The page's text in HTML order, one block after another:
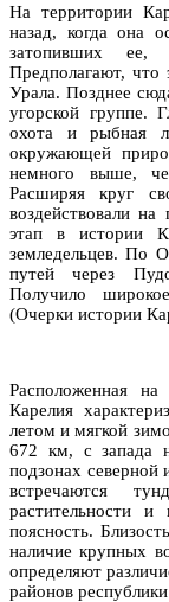
На территории
назад, когда она
затопивших ее,
Предполагают,
Урала. Позднее
угорской группе.
охота и рыбная
окружающей
немного выше,
Расширяя круг
воздействовали
этап в истории
земледельцев. По
путей через
Получило
(Очерки истории
Расположенная на
Карелия
летом и мягкой
672 км, с запада
подзонах северной
встречаются
растительности и
поясность.
наличие крупных
определяют
районов